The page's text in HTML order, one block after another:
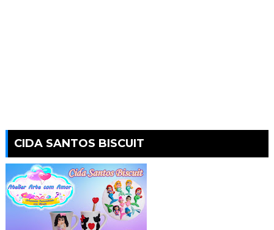
CIDA SANTOS BISCUIT